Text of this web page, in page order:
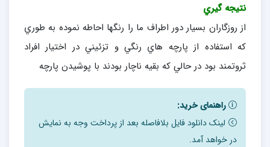
نتيجه گيري
از روزگاران بسيار دور اطراف ما را رنگها احاطه نموده به طوري
كه استفاده از پارچه هاي رنگي و تزئيني در اختيار افراد
ثروتمند بود در حالي كه بقيه ناچار بودند با پوشيدن پارچه
راهنمای خرید:
لینک دانلود فایل بلافاصله بعد از پرداخت وجه به نمایش
در خواهد آمد.